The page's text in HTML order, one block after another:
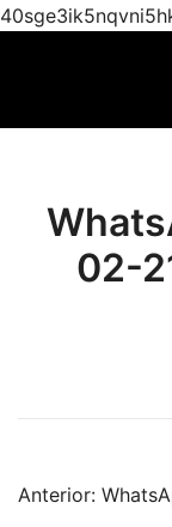
02-
Anterior: